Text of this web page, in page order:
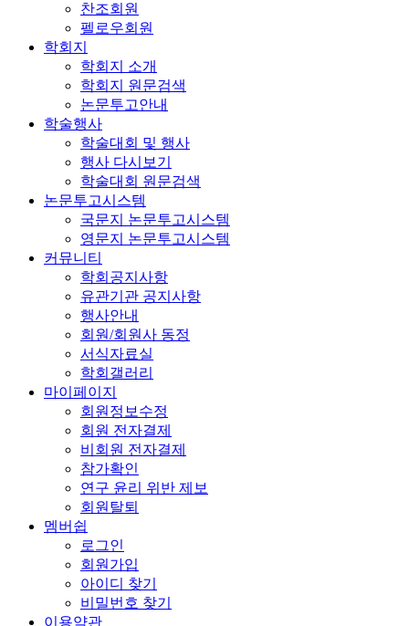
찬조회원
펠로우회원
학회지
학회지 소개
학회지 원문검색
논문투고안내
학술행사
학술대회 및 행사
행사 다시보기
학술대회 원문검색
논문투고시스템
국문지 논문투고시스템
영문지 논문투고시스템
커뮤니티
학회공지사항
유관기관 공지사항
행사안내
회원/회원사 동정
서식자료실
학회갤러리
마이페이지
회원정보수정
회원 전자결제
비회원 전자결제
참가확인
연구 윤리 위반 제보
회원탈퇴
멤버쉽
로그인
회원가입
아이디 찾기
비밀번호 찾기
이용약관